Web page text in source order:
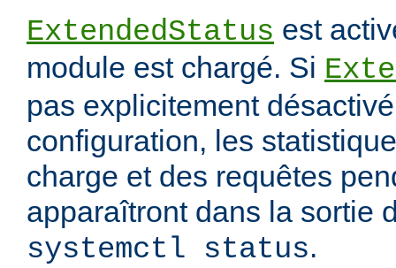
ExtendedStatus est
module est chargé. Si
pas explicitement
configuration, les
charge et des requêtes
apparaîtront dans la sortie
systemctl status.